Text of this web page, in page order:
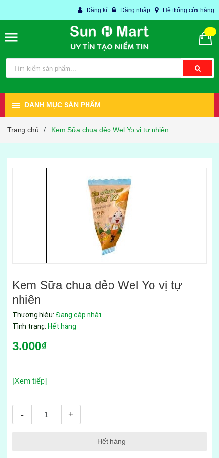
Đăng kí Đăng nhập Hệ thống cửa hàng
DANH MỤC SẢN PHẨM
Trang chủ / Kem Sữa chua dẻo Wel Yo vị tự nhiên
Kem Sữa chua dẻo Wel Yo vị tự
nhiên
Thương hiệu: Đang cập nhật
Tình trạng: Hết hàng
3.000₫
[Xem tiếp]
- +
Hết hàng